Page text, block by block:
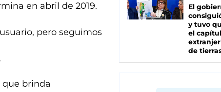
en abril de 2019.
pero seguimos
que brinda
El
y tuvo
el
de